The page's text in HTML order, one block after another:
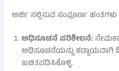
ಅರ್ಜಿ ಸಲ್ಲಿಸುವ ಸಂಪೂರ್ಣ ಹಂತಗಳು
ಅಧಿಸೂಚನೆ ಪರಿಶೀಲನೆ:
ಅಧಿಸೂಚನೆಯನ್ನು ಕಡ್ಡಾಯವಾಗಿ
ಖಚಿತಪಡಿಸಿಕೊಳ್ಳಿ.